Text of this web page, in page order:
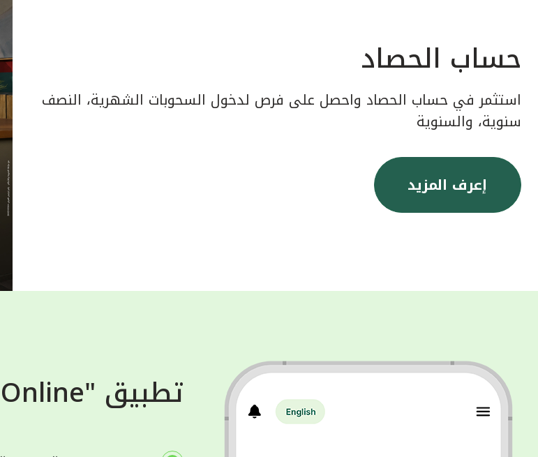
حساب الحصاد
استثمر في حساب الحصاد واحصل على فرص لدخول السحوبات الشهرية، النصف
سنوية، والسنوية
إعرف المزيد
تطبيق "KFHOnline"